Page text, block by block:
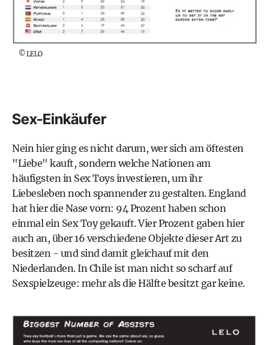
©LELO
Sex-Einkäufer
Nein hier ging es nicht darum, wer sich am öftesten
"Liebe" kauft, sondern welche Nationen am
häufigsten in Sex Toys investieren, um ihr
Liebesleben noch spannender zu gestalten. England
hat hier die Nase vorn: 94 Prozent haben schon
einmal ein Sex Toy gekauft. Vier Prozent gaben hier
auch an, über 16 verschiedene Objekte dieser Art zu
besitzen - und sind damit gleichauf mit den
Niederlanden. In Chile ist man nicht so scharf auf
Sexspielzeuge: mehr als die Hälfte besitzt gar keine.